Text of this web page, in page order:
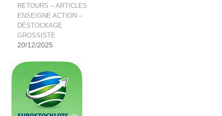
RETOURS – ARTICLES
ENSEIGNE ACTION –
DÉSTOCKAGE
GROSSISTE
20/12/2025